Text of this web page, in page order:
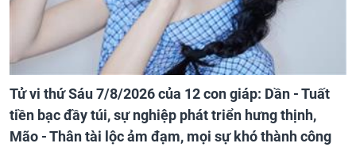
Tử vi thứ Sáu 7/8/2026 của 12 con giáp: Dần - Tuất
tiền bạc đầy túi, sự nghiệp phát triển hưng thịnh,
Mão - Thân tài lộc ảm đạm, mọi sự khó thành công